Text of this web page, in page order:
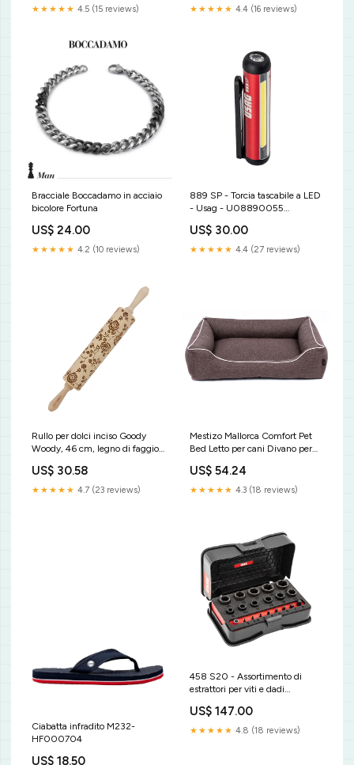
★★★★★ 4.5 (15 reviews) ★★★★★ 4.4 (16 reviews)
Bracciale Boccadamo in acciaio
bicolore Fortuna
US$ 24.00
★★★★★ 4.2 (10 reviews)
889 SP - Torcia tascabile a LED
- Usag - U08890055
US$ 30.00
★★★★★ 4.4 (27 reviews)
Rullo per dolci inciso Goody
Woody, 46 cm, legno di faggio,
US$ 30.58
★★★★★ 4.7 (23 reviews)
Mestizo Mallorca Comfort Pet
Bed Letto per cani Divano per
(Dimensioni esterne:
100x75cm / Dimensioni
US$ 54.24
★★★★★ 4.3 (18 reviews)
Ciabatta infradito M232-
HF000704
US$ 18.50
458 S20 - Assortimento di
estrattori per viti e dadi
- Usag - U04580312 Clutch
US$ 147.00
★★★★★ 4.8 (18 reviews)